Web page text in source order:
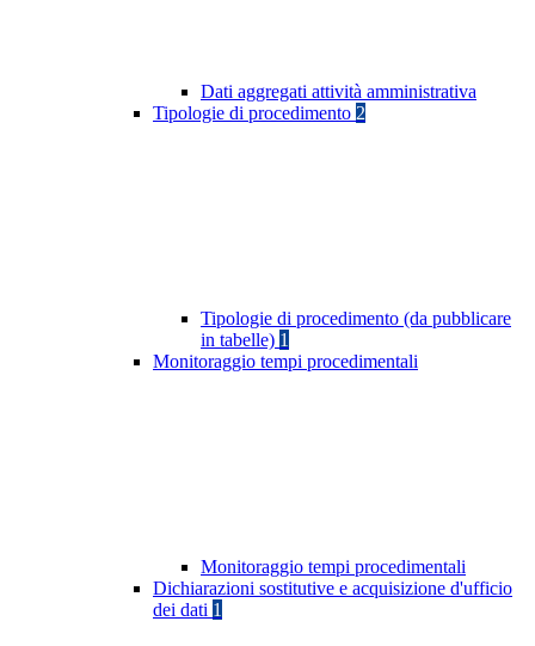
Dati aggregati attività amministrativa
Tipologie di procedimento 2
Tipologie di procedimento (da pubblicare
in tabelle) 1
Monitoraggio tempi procedimentali
Monitoraggio tempi procedimentali
Dichiarazioni sostitutive e acquisizione d'ufficio
dei dati 1